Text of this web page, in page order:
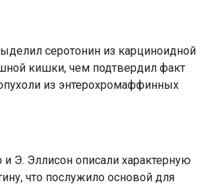
серотонин из карциноидной
кишки, чем подтвердил факт
из энтерохромаффинных
Э. Эллисон описали характерную
что послужило основой для